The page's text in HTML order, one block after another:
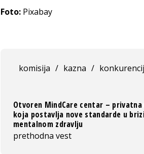
Foto: Pixabay
komisija / kazna /
Otvoren MindCare centar –
koja postavlja nove standarde u
mentalnom zdravlju
prethodna vest